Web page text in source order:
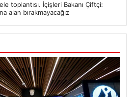
toplantısı. İçişleri Bakanı Çiftçi:
alan bırakmayacağız